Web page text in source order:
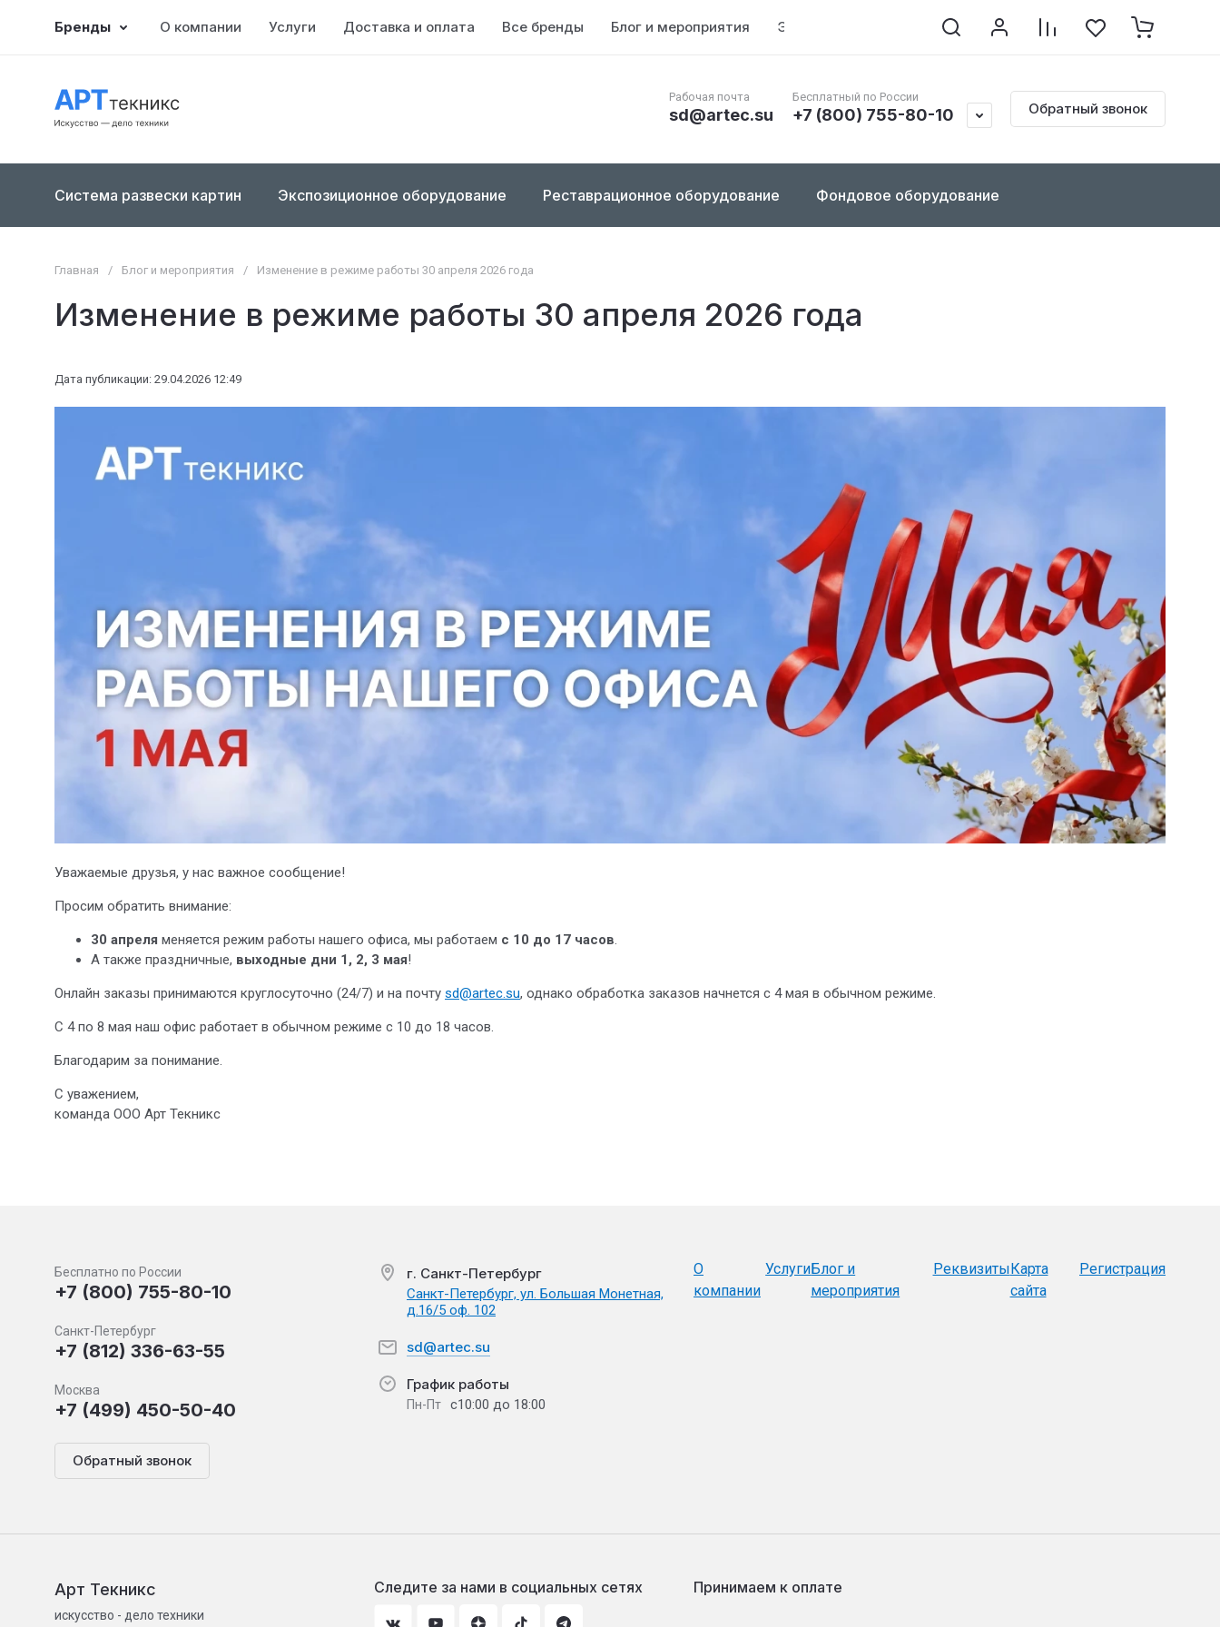
Бренды О компании Услуги Доставка и оплата Все бренды Блог и мероприятия Энциклопедия по реставрации Контакты Документы
Рабочая почта
sd@artec.su
Бесплатный по России
+7 (800) 755-80-10 Обратный звонок
Система развески картин Экспозиционное оборудование Реставрационное оборудование Фондовое оборудование
Главная / Блог и мероприятия / Изменение в режиме работы 30 апреля 2026 года
Изменение в режиме работы 30 апреля 2026 года
Дата публикации: 29.04.2026 12:49
Уважаемые друзья, у нас важное сообщение!
Просим обратить внимание:
30 апреля меняется режим работы нашего офиса, мы работаем с 10 до 17 часов.
А также праздничные, выходные дни 1, 2, 3 мая!
Онлайн заказы принимаются круглосуточно (24/7) и на почту sd@artec.su, однако обработка заказов начнется с 4 мая в обычном режиме.
С 4 по 8 мая наш офис работает в обычном режиме с 10 до 18 часов.
Благодарим за понимание.
С уважением,
команда ООО Арт Текникс
Бесплатно по России
+7 (800) 755-80-10
Санкт-Петербург
+7 (812) 336-63-55
Москва
+7 (499) 450-50-40
Обратный звонок
г. Санкт-Петербург
Санкт-Петербург, ул. Большая Монетная,
д.16/5 оф. 102
sd@artec.su
График работы
Пн-Пт с10:00 до 18:00
О
компании
УслугиБлог и
мероприятия
РеквизитыКарта
сайта
Регистрация
Арт Текникс
искусство - дело техники
Следите за нами в социальных сетях Принимаем к оплате